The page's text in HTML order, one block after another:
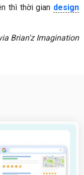
thì thời gian design
Brian'z Imagination